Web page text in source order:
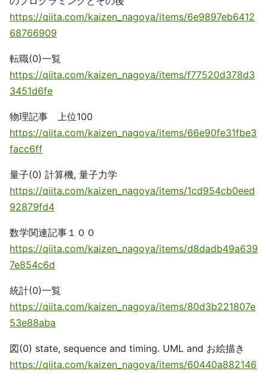
https://qiita.com/kaizen_nagoya/items/6e9897eb6412
68766909
転職(0)一覧
https://qiita.com/kaizen_nagoya/items/f77520d378d3
3451d6fe
物理記事 上位100
https://qiita.com/kaizen_nagoya/items/66e90fe31fbe3
facc6ff
量子(0) 計算機, 量子力学
https://qiita.com/kaizen_nagoya/items/1cd954cb0eed
92879fd4
数学関連記事１００
https://qiita.com/kaizen_nagoya/items/d8dadb49a639
7e854c6d
統計(0)一覧
https://qiita.com/kaizen_nagoya/items/80d3b221807e
53e88aba
図(0) state, sequence and timing. UML and お絵描き
https://qiita.com/kaizen_nagoya/items/60440a882146